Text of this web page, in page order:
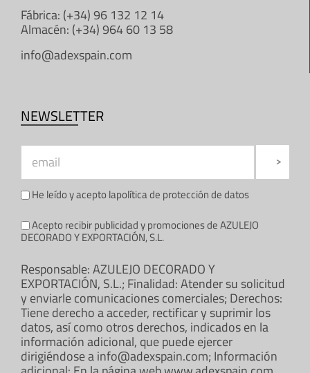
Fábrica: (+34) 96 132 12 14
Almacén: (+34) 964 60 13 58
info@adexspain.com
NEWSLETTER
He leído y acepto lapolítica de protección de datos
Acepto recibir publicidad y promociones de AZULEJO
DECORADO Y EXPORTACIÓN, S.L.
Responsable: AZULEJO DECORADO Y
EXPORTACIÓN, S.L.; Finalidad: Atender su solicitud
y enviarle comunicaciones comerciales; Derechos:
Tiene derecho a acceder, rectificar y suprimir los
datos, así como otros derechos, indicados en la
información adicional, que puede ejercer
dirigiéndose a info@adexspain.com; Información